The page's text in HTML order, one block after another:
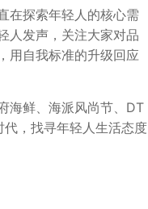
在探索年轻人的核心需
人发声，关注大家对品
用自我标准的升级回应
海鲜、海派风尚节、DT
，找寻年轻人生活态度